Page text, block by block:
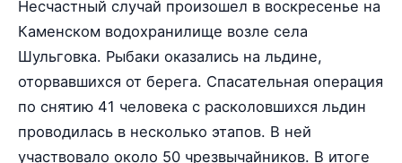
Несчастный случай произошел в воскресенье на
Каменском водохранилище возле села
Шульговка. Рыбаки оказались на льдине,
оторвавшихся от берега. Спасательная операция
по снятию 41 человека с расколовшихся льдин
проводилась в несколько этапов. В ней
участвовало около 50 чрезвычайников. В итоге